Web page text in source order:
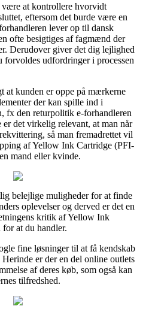
være at kontrollere hvorvidt
eftersom det burde være en
lever op til dansk
ofte besigtiges af fagmænd der
Derudover giver det dig lejlighed
forvoldes udfordringer i processen
at kunden er oppe på mærkerne
der kan spille ind i
fx den returpolitik e-forhandleren
er det virkelig relevant, at man når
så man fremadrettet vil
af Yellow Ink Cartridge (PFI-
mand eller kvinde.
belejlige muligheder for at finde
oplevelser og derved er det en
kritik af Yellow Ink
at du handler.
fine løsninger til at få kendskab
er der en del online outlets
af deres køb, som også kan
tilfredshed.